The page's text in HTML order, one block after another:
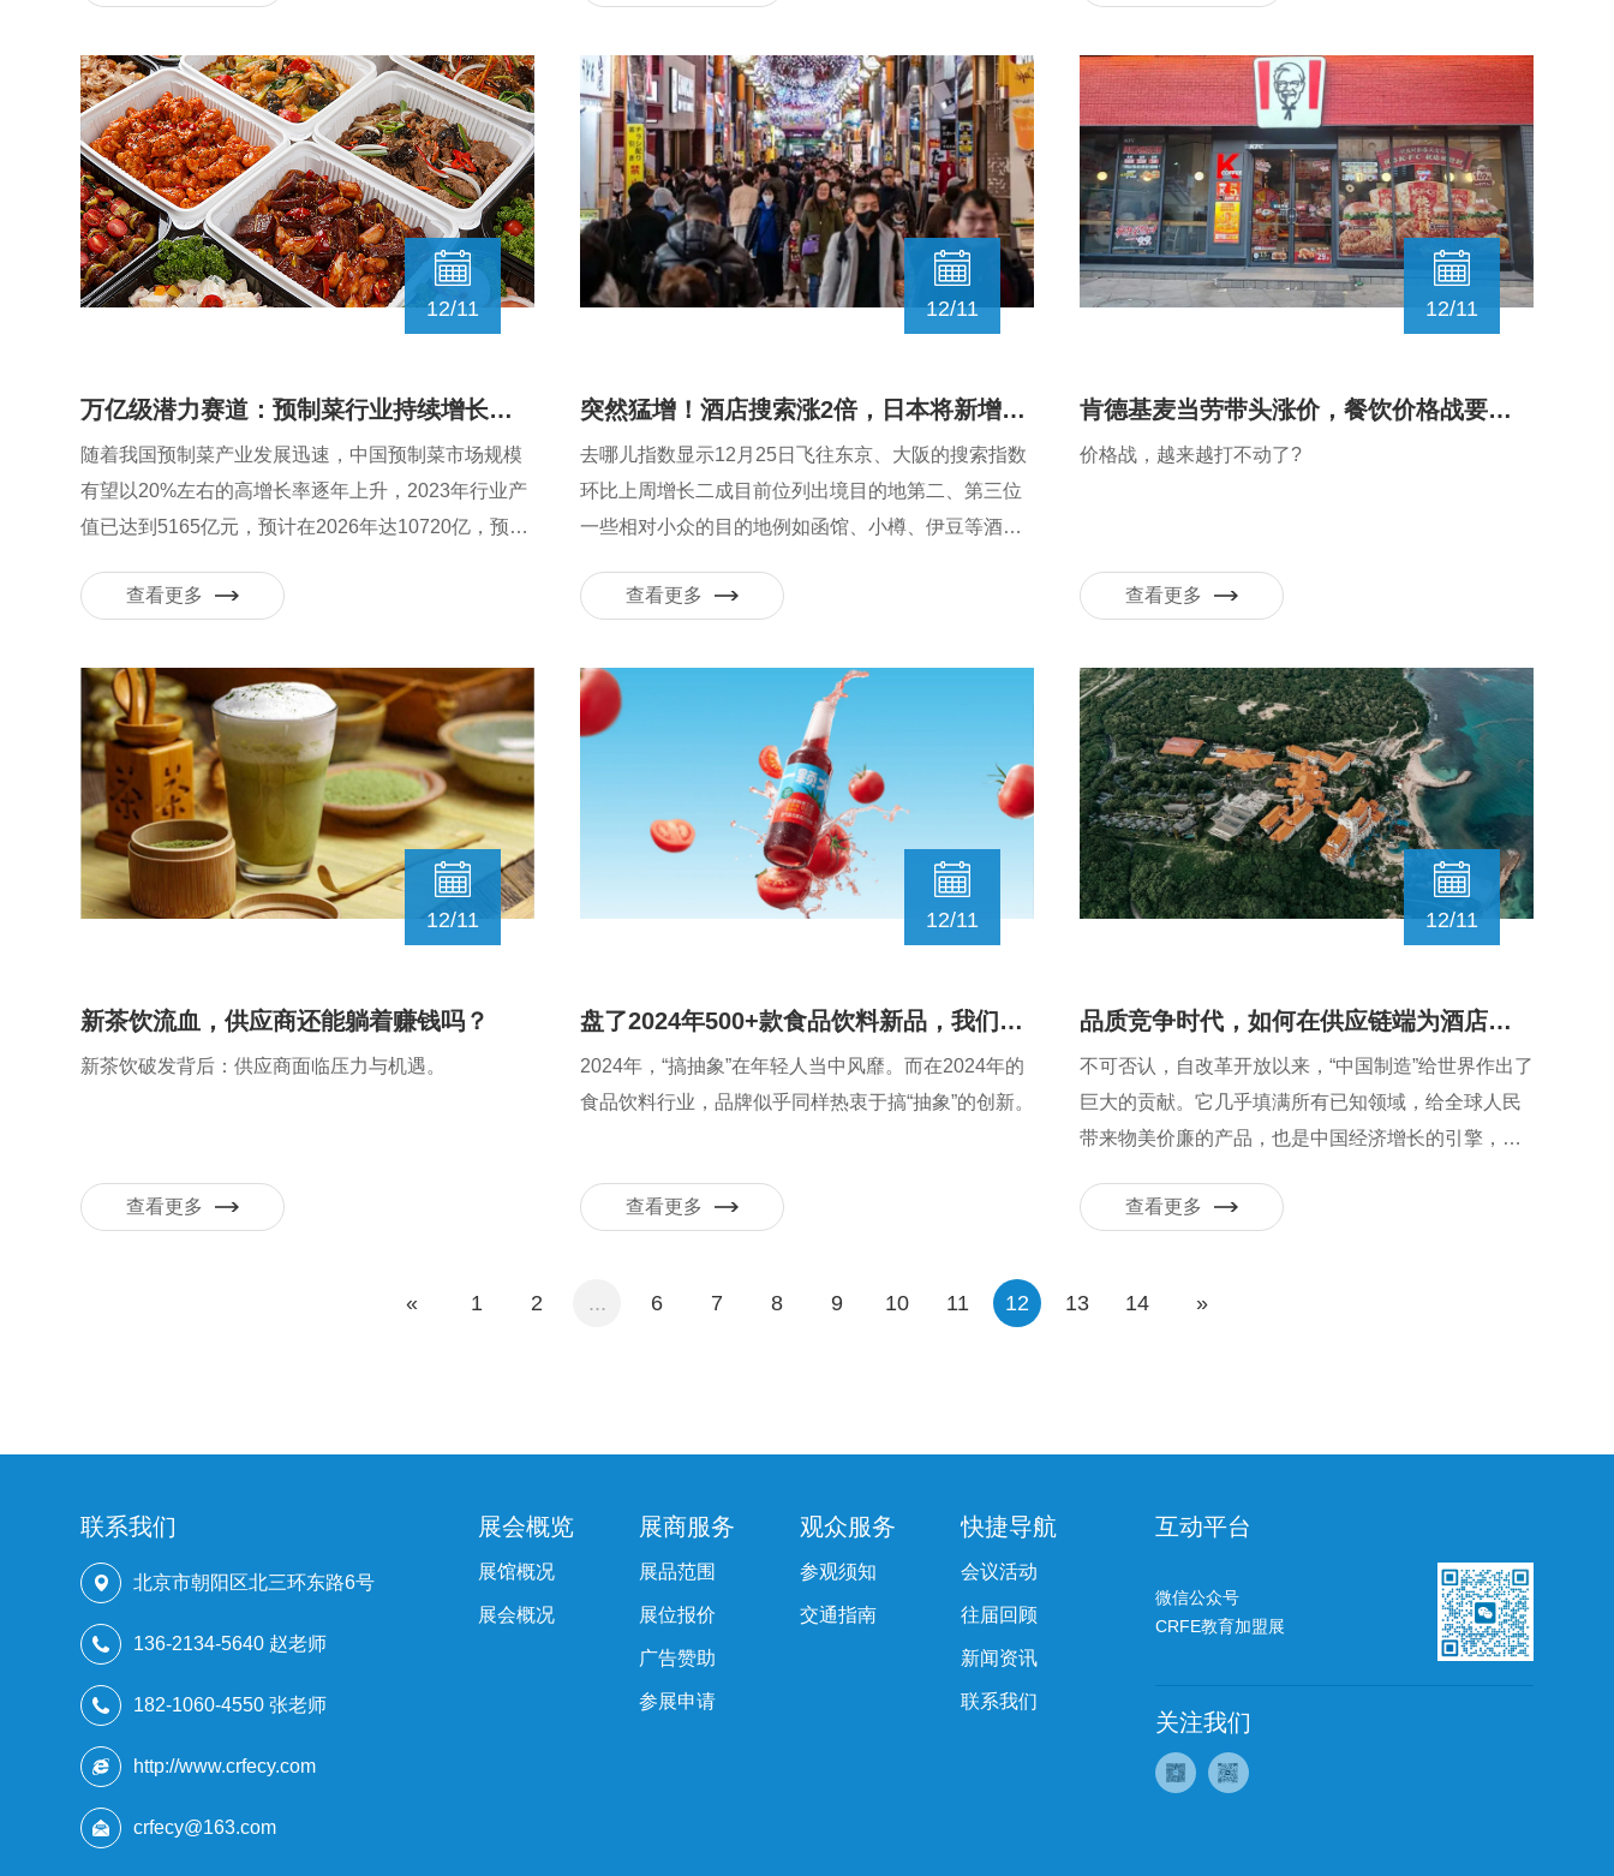
12/11
万亿级潜力赛道：预制菜行业持续增长，预制菜展览会引领行业风向
随着我国预制菜产业发展迅速，中国预制菜市场规模
有望以20%左右的高增长率逐年上升，2023年行业产
值已达到5165亿元，预计在2026年达10720亿，预制
查看更多
12/11
突然猛增！酒店搜索涨2倍，日本将新增针对中国游客10年签？
去哪儿指数显示12月25日飞往东京、大阪的搜索指数
环比上周增长二成目前位列出境目的地第二、第三位
一些相对小众的目的地例如函馆、小樽、伊豆等酒店
查看更多
12/11
肯德基麦当劳带头涨价，餐饮价格战要结束了？
价格战，越来越打不动了?
查看更多
12/11
新茶饮流血，供应商还能躺着赚钱吗？
新茶饮破发背后：供应商面临压力与机遇。
查看更多
12/11
盘了2024年500+款食品饮料新品，我们总结出这6大创新方向
2024年，“搞抽象”在年轻人当中风靡。而在2024年的
食品饮料行业，品牌似乎同样热衷于搞“抽象”的创新。
查看更多
12/11
品质竞争时代，如何在供应链端为酒店赋能？
不可否认，自改革开放以来，“中国制造”给世界作出了
巨大的贡献。它几乎填满所有已知领域，给全球人民
带来物美价廉的产品，也是中国经济增长的引擎，创
查看更多
« 1 2 ... 6 7 8 9 10 11 12 13 14 »
联系我们
北京市朝阳区北三环东路6号
136-2134-5640 赵老师
182-1060-4550 张老师
http://www.crfecy.com
crfecy@163.com
展会概览
展馆概况
展会概况
展商服务
展品范围
展位报价
广告赞助
参展申请
观众服务
参观须知
交通指南
快捷导航
会议活动
往届回顾
新闻资讯
联系我们
互动平台
微信公众号
CRFE教育加盟展
关注我们